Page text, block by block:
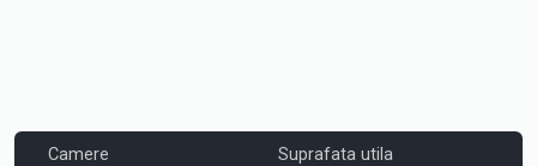
Camere Suprafata utila